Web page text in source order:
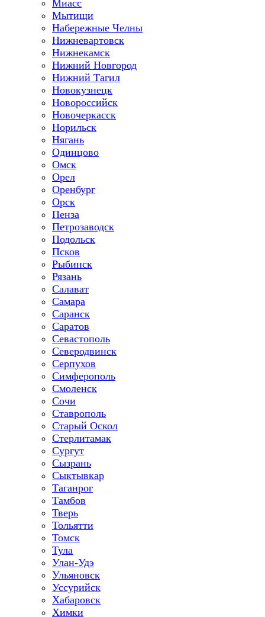
Миасс
Мытищи
Набережные Челны
Нижневартовск
Нижнекамск
Нижний Новгород
Нижний Тагил
Новокузнецк
Новороссийск
Новочеркасск
Норильск
Нягань
Одинцово
Омск
Орел
Оренбург
Орск
Пенза
Петрозаводск
Подольск
Псков
Рыбинск
Рязань
Салават
Самара
Саранск
Саратов
Севастополь
Северодвинск
Серпухов
Симферополь
Смоленск
Сочи
Ставрополь
Старый Оскол
Стерлитамак
Сургут
Сызрань
Сыктывкар
Таганрог
Тамбов
Тверь
Тольятти
Томск
Тула
Улан-Удэ
Ульяновск
Уссурийск
Хабаровск
Химки